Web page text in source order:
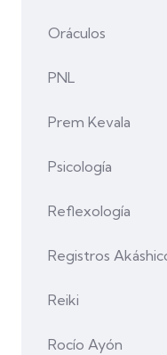
Oráculos
PNL
Prem Kevala
Psicología
Reflexología
Registros
Reiki
Rocío Ayón